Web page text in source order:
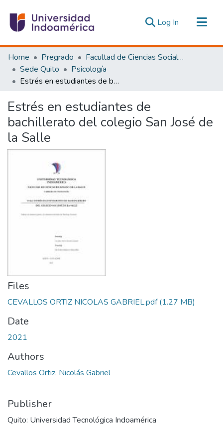
Log In (current)
Communities & Collections
All of DSpace
Statistics
Estadísticas Externas
Home Pregrado
Facultad de Ciencias Sociales y Humanas
Sede Quito
Psicología
Estrés en estudiantes de bachillerato del colegio San José de la Salle
Estrés en estudiantes de
bachillerato del colegio San José de
la Salle
Files
CEVALLOS ORTIZ NICOLAS GABRIEL.pdf(1.27 MB)
Date
2021
Authors
Cevallos Ortiz, Nicolás Gabriel
Publisher
Quito: Universidad Tecnológica Indoamérica